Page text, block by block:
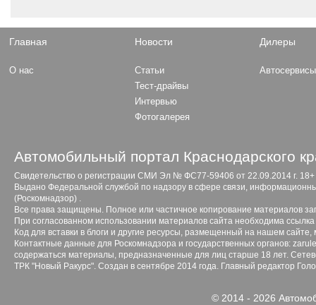
Главная
О нас
Новости
Статьи
Тест-драйвы
Интервью
Фотогалерея
Дилеры
Автосервисы
Автомобильный портал Краснодарского
Свидетельство о регистрации СМИ Эл № ФС77-59406 от 22.09.2014 г. 18+
Выдано Федеральной службой по надзору в сфере связи,
(Роскомнадзор) .
Все права защищены. Полное или частичное копирование материалов
При согласованном использовании материалов сайта необходима ссылка
Код для вставки в блоги и другие ресурсы, размещенный на нашем сайте,
Контактные данные для Роскомнадзора и государственных органов:
содержаться материалы, предназначенные для лиц старше 18 лет.
ТРК "Новый Ракурс". Создан в сентябре 2014 года. Главный редактор
© 2014 - 2026